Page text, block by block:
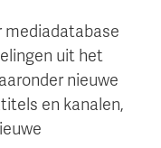
mediadatabase
uit het
nieuwe
en kanalen,